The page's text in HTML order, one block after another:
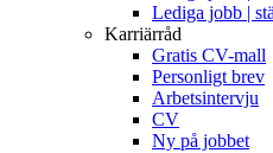
Lediga jobb |
Karriärråd
Gratis CV-mall
Personligt brev
Arbetsintervju
CV
Ny på jobbet